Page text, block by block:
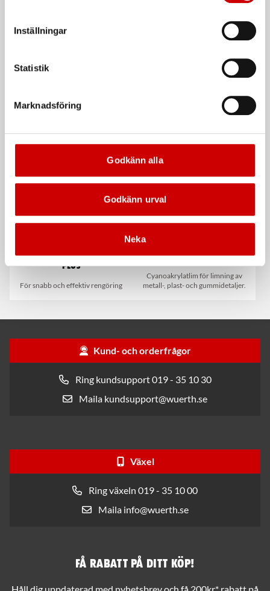
att godkänna samtycker du till sådana överföringar. Läs
Inställningar
Statistik
Marknadsföring
Godkänn alla
Godkänn urval
Neka
Stålborste Våtservett för glasögon
Rengöringsduk Wetmax
Plus
För snabb och effektiv rengöring
Kampanj
Snabblim
Cyanoakrylatlim för limning av
metall-, plast- och gummidetaljer.
Kund- och orderfrågor
Ring kundsupport 019 - 35 10 30
Maila kundsupport@wuerth.se
Växel
Ring växeln 019 - 35 10 00
Maila info@wuerth.se
Få rabatt på ditt köp!